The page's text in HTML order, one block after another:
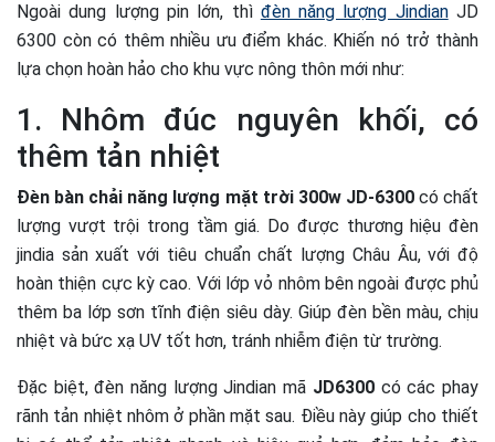
Ngoài dung lượng pin lớn, thì đèn năng lượng JindianJD
6300 còn có thêm nhiều ưu điểm khác. Khiến nó trở thành
lựa chọn hoàn hảo cho khu vực nông thôn mới như:
1. Nhôm đúc nguyên khối, có
thêm tản nhiệt
Đèn bàn chải năng lượng mặt trời 300w JD-6300có chất
lượng vượt trội trong tầm giá. Do được thương hiệu đèn
jindia sản xuất với tiêu chuẩn chất lượng Châu Âu, với độ
hoàn thiện cực kỳ cao. Với lớp vỏ nhôm bên ngoài được phủ
thêm ba lớp sơn tĩnh điện siêu dày. Giúp đèn bền màu, chịu
nhiệt và bức xạ UV tốt hơn, tránh nhiễm điện từ trường.
Đặc biệt, đèn năng lượng Jindian mã JD6300có các phay
rãnh tản nhiệt nhôm ở phần mặt sau. Điều này giúp cho thiết